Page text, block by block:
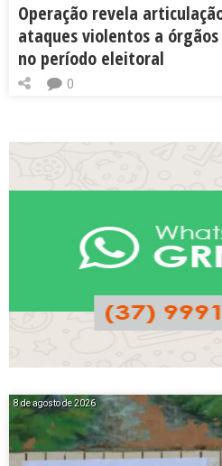
Operação revela
ataques violentos a
no período eleitoral
0
8 de agosto de 2026